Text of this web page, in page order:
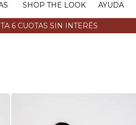
50%OFF
SHOP THE LOOK AYUDA